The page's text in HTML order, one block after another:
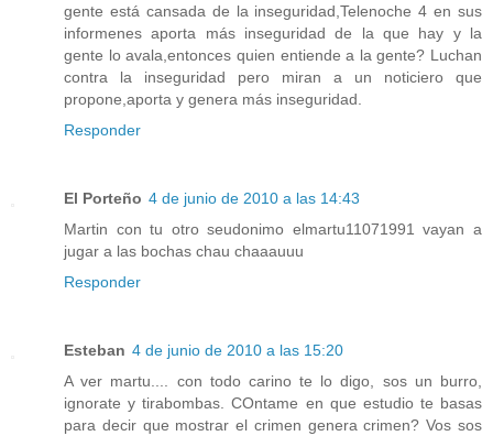
gente está cansada de la inseguridad,Telenoche 4 en sus
informenes aporta más inseguridad de la que hay y la
gente lo avala,entonces quien entiende a la gente? Luchan
contra la inseguridad pero miran a un noticiero que
propone,aporta y genera más inseguridad.
Responder
El Porteño 4 de junio de 2010 a las 14:43
Martin con tu otro seudonimo elmartu11071991 vayan a
jugar a las bochas chau chaaauuu
Responder
Esteban 4 de junio de 2010 a las 15:20
A ver martu.... con todo carino te lo digo, sos un burro,
ignorate y tirabombas. COntame en que estudio te basas
para decir que mostrar el crimen genera crimen? Vos sos